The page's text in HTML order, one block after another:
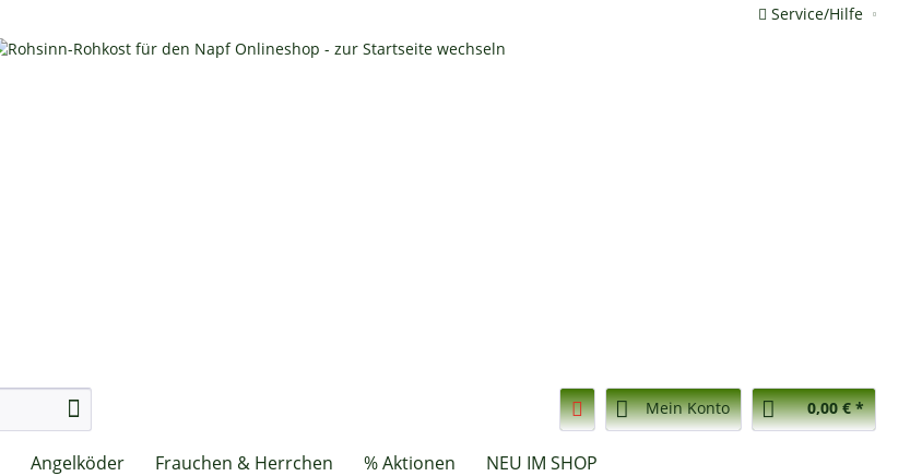
Service/Hilfe
Mein Konto 0,00 € *
Angelköder Frauchen & Herrchen % Aktionen NEU IM SHOP